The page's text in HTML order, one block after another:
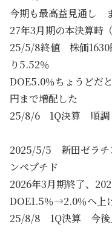
今期も最高益見通し
27年3月期の本決算時
25/5/8終値 株価
り5.52％
DOE5.0％ちょうどだ
円まで増配した
25/8/6 1Q決算 順
2025/5/5 新田ゼラチ
ンペプチド
2026年3月期終了、
DOE1.5％→2.0％へ上
25/8/8 1Q決算 今後